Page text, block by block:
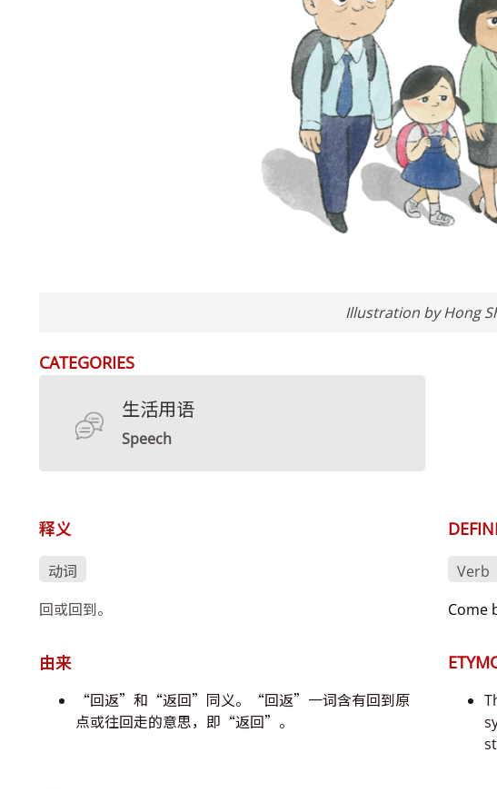
Illustration by Hong
CATEGORIES
生活用语
Speech
释义
动词
回或回到。
Verb
Come
由来
“回返”和“返回”同义。“回返”一词含有回到原
点或往回走的意思，即“返回”。